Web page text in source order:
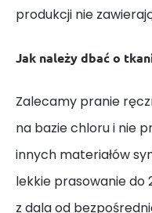
produkcji nie
Jak należy dbać o
Zalecamy pranie
na bazie chloru i nie
innych materiałów
lekkie prasowanie do
z dala od